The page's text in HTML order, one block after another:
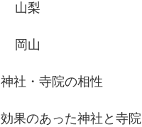
山梨
岡山
神社・寺院の相性
効果のあった神社と寺院